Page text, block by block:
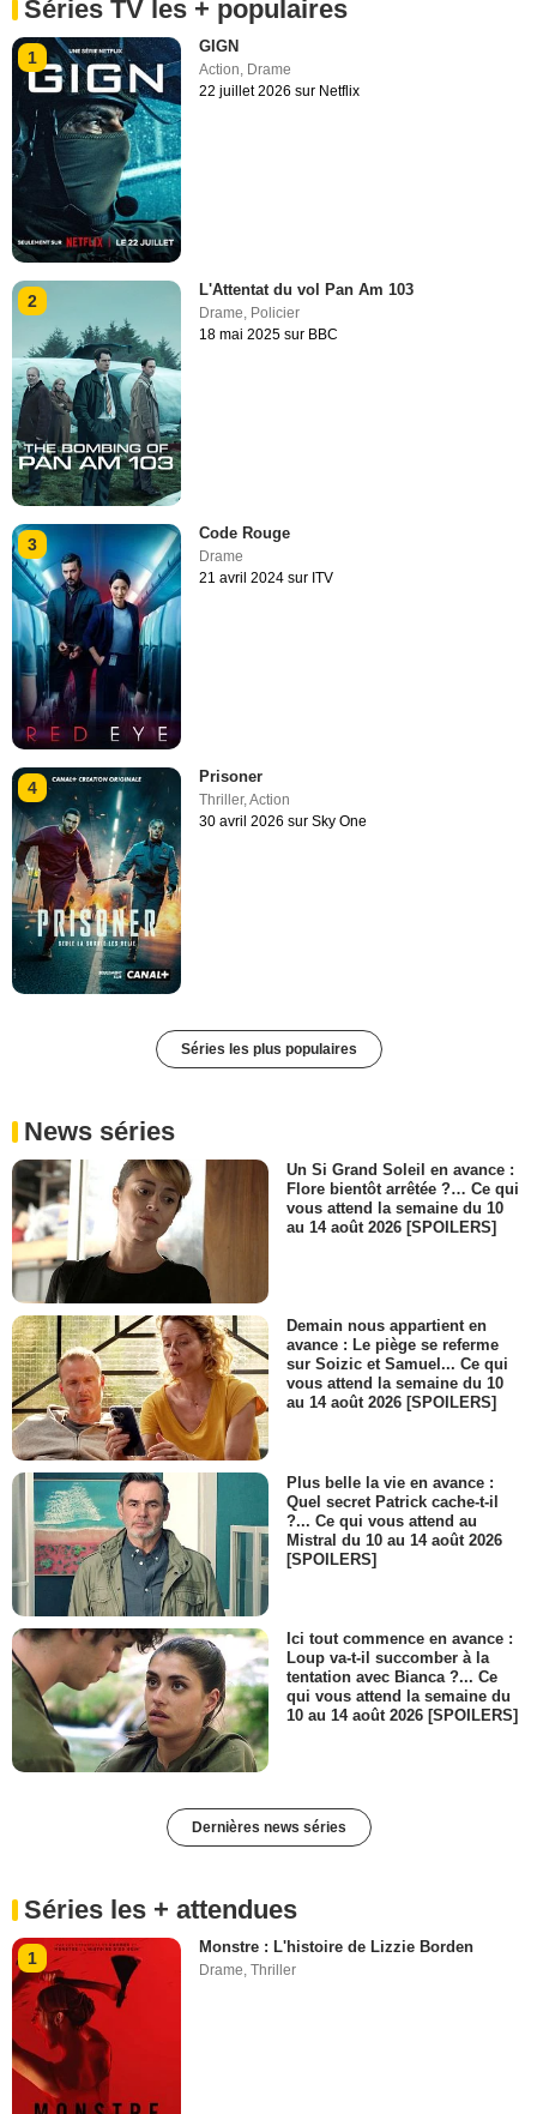
Séries TV les + populaires
1
GIGN
Action Drame
22 juillet 2026 sur Netflix
2
L'Attentat du vol Pan Am 103
Drame, Policier
18 mai 2025 sur BBC
3
Code Rouge
Drame
21 avril 2024 sur ITV
4
Prisoner
Thriller,Action
30 avril 2026 sur Sky One
Séries les plus populaires
News séries
Un Si Grand Soleil en avance :
Flore bientôt arrêtée ?… Ce qui
vous attend la semaine du 10
au 14 août 2026 [SPOILERS]
Demain nous appartient en
avance : Le piège se referme
sur Soizic et Samuel... Ce qui
vous attend la semaine du 10
au 14 août 2026 [SPOILERS]
Plus belle la vie en avance :
Quel secret Patrick cache-t-il
?... Ce qui vous attend au
Mistral du 10 au 14 août 2026
[SPOILERS]
Ici tout commence en avance :
Loup va-t-il succomber à la
tentation avec Bianca ?... Ce
qui vous attend la semaine du
10 au 14 août 2026 [SPOILERS]
Dernières news séries
Séries les + attendues
1
Monstre : L'histoire de Lizzie Borden
Drame,Thriller